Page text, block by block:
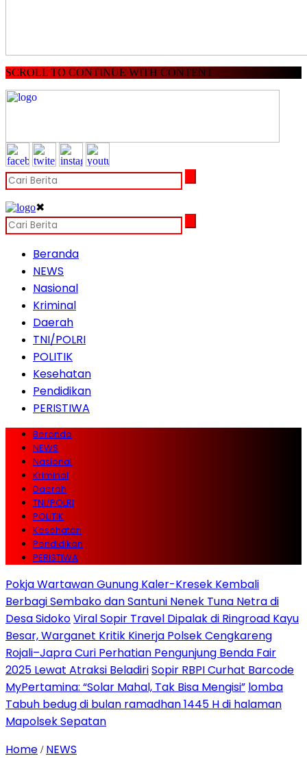
SCROLL TO CONTINUE WITH CONTENT
✖
Beranda
NEWS
Nasional
Kriminal
Daerah
TNI/POLRI
POLITIK
Kesehatan
Pendidikan
PERISTIWA
Beranda
NEWS
Nasional
Kriminal
Daerah
TNI/POLRI
POLITIK
Kesehatan
Pendidikan
PERISTIWA
Pokja Wartawan Gunung Kaler-Kresek Kembali
Berbagi Sembako dan Santuni Nenek Tuna Netra di
Desa SidokoViral Sopir Travel Dipalak di Ringroad Kayu
Besar, Warganet Kritik Kinerja Polsek Cengkareng
Rojali–Japra Curi Perhatian Pengunjung Benda Fair
2025 Lewat Atraksi BeladiriSopir RBPI Curhat Barcode
MyPertamina: “Solar Mahal, Tak Bisa Mengisi” lomba
Tabuh bedug di bulan ramadhan 1445 H di halaman
Mapolsek Sepatan
Home / NEWS